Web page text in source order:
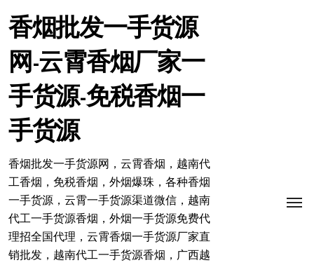
转香烟批发一手货源
网-云霄香烟厂家一
手货源-免税香烟一
手货源
香烟批发一手货源网，云霄香烟，越南代
工香烟，免税香烟，外烟爆珠，各种香烟
一手货源，云霄一手货源渠道微信，越南
代工一手货源香烟，外烟一手货源免费代
理招全国代理，云霄香烟一手货源厂家直
销批发，越南代工一手货源香烟，广西越